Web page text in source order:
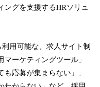
グを支援するHRソリュ
用可能な、求人サイト制
ーケティングツール」
応募が集まらない」、